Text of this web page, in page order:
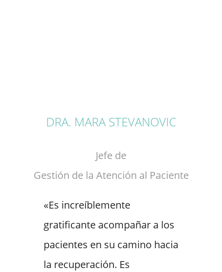
DRA. MARA STEVANOVIC
Jefe de
Gestión de la Atención al Paciente
«Es increíblemente
gratificante acompañar a los
pacientes en su camino hacia
la recuperación. Es